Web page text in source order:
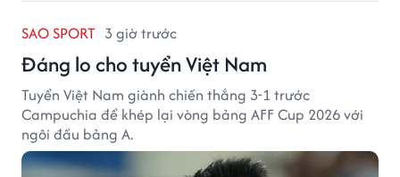
SAO SPORT 3 giờ trước
Đáng lo cho tuyển Việt Nam
Tuyển Việt Nam giành chiến thắng 3-1 trước
Campuchia để khép lại vòng bảng AFF Cup 2026 với
ngôi đầu bảng A.